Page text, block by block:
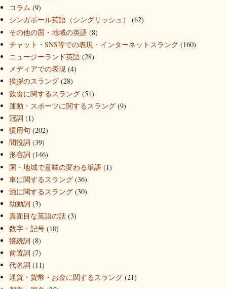
コラム (9)
シンガポール英語（シングリッシュ）
(62)
その他の国・地域の英語 (8)
チャット・SNS等での表現・インターネットスラング (160)
ニュージーランド英語 (28)
メディアでの表現 (4)
挨拶のスラング (28)
飲食に関するスラング (51)
運動・スポーツに関するスラング (9)
冠詞 (1)
慣用句 (202)
間投詞 (39)
形容詞 (146)
国・地域で意味の変わる単語 (1)
車に関するスラング (36)
酒に関するスラング (30)
助動詞 (3)
真面目な英語の話 (3)
数字・記号 (10)
接続詞 (8)
前置詞 (7)
代名詞 (11)
通貨・貨幣・お金に関するスラング (21)